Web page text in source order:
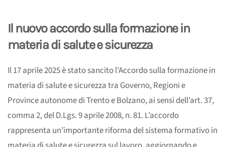
Il nuovo accordo sulla formazione in
materia di salute e sicurezza
Il 17 aprile 2025 è stato sancito l’Accordo sulla formazione in
materia di salute e sicurezza tra Governo, Regioni e
Province autonome di Trento e Bolzano, ai sensi dell’art. 37,
comma 2, del D.Lgs. 9 aprile 2008, n. 81. L’accordo
rappresenta un’importante riforma del sistema formativo in